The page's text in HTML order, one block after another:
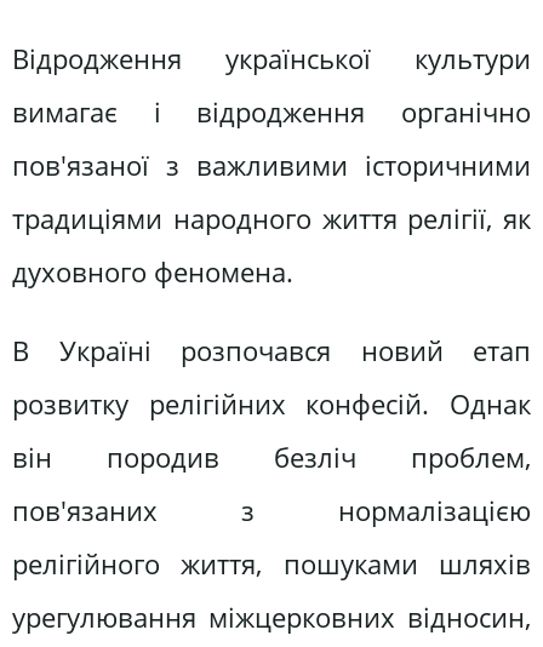
Відродження української культури
вимагає і відродження органічно
пов'язаної з важливими історичними
традиціями народного життя релігії, як
духовного феномена.
В Україні розпочався новий етап
розвитку релігійних конфесій. Однак
він породив безліч проблем,
пов'язаних з нормалізацією
релігійного життя, пошуками шляхів
урегулювання міжцерковних відносин,